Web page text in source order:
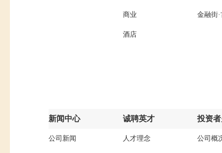
商业
酒店
金融街
新闻中心
公司新闻
诚聘英才
人才理念
投资
公司概